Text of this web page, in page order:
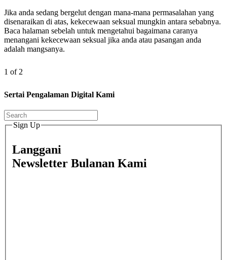
Jika anda sedang bergelut dengan mana-mana permasalahan yang
disenaraikan di atas, kekecewaan seksual mungkin antara sebabnya.
Baca halaman sebelah untuk mengetahui bagaimana caranya
menangani kekecewaan seksual jika anda atau pasangan anda
adalah mangsanya.
1 of 2
Sertai Pengalaman Digital Kami
Sign Up
Langgani
Newsletter Bulanan Kami